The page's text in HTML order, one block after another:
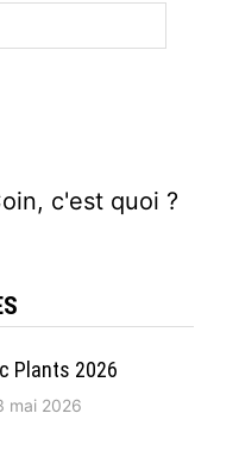
c'est quoi ?
Plants 2026
mai 2026